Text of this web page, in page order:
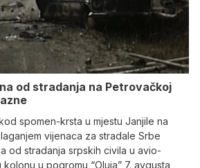
od stradanja na Petrovačkoj
spomen-krsta u mjestu Janjile na
vijenaca za stradale Srbe
od stradanja srpskih civila u avio-
u pogromu “Oluja” 7. avgusta